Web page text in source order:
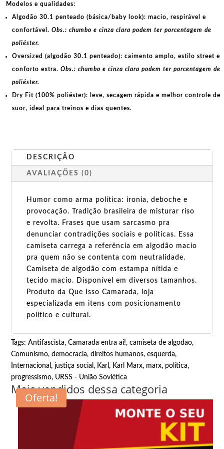
Modelos e qualidades:
Algodão 30.1 penteado (básica/baby look): macio, respirável e
confortável. Obs.: chumbo e cinza clara podem ter porcentagem de
poliéster.
Oversized (algodão 30.1 penteado): caimento amplo, estilo street e
conforto extra. Obs.: chumbo e cinza clara podem ter porcentagem de
poliéster.
Dry Fit (100% poliéster): leve, secagem rápida e melhor controle de
suor, ideal para treinos e dias quentes.
DESCRIÇÃO
AVALIAÇÕES (0)
Humor como arma política: ironia, deboche e
provocação. Tradição brasileira de misturar riso
e revolta. Frases que usam sarcasmo pra
denunciar contradições sociais e políticas. Essa
camiseta carrega a referência em algodão macio
pra quem não se contenta com neutralidade.
Camiseta de algodão com estampa nítida e
tecido macio. Disponível em diversos tamanhos.
Produto da Que Isso Camarada, loja
especializada em itens com posicionamento
político e cultural.
Tags:Antifascista,Camarada entra ai!,camiseta de algodao,
Comunismo,democracia,direitos humanos,esquerda,
Internacional,justiça social, Karl, Karl Marx, marx, política,
progressismo, URSS - União Soviética
Mais vendidos dessa categoria
Oferta!